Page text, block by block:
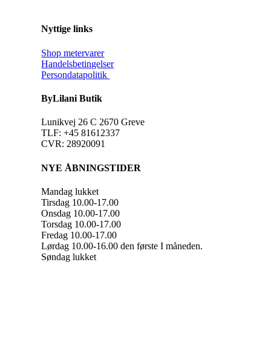
Nyttige links
Shop metervarer
Handelsbetingelser
Persondatapolitik
ByLilani Butik
Lunikvej 26 C 2670 Greve
TLF: +45 81612337
CVR: 28920091
NYE ÅBNINGSTIDER
Mandag lukket
Tirsdag 10.00-17.00
Onsdag 10.00-17.00
Torsdag 10.00-17.00
Fredag 10.00-17.00
Lørdag 10.00-16.00 den første I måneden.
Søndag lukket